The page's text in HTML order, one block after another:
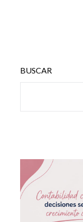
BUSCAR